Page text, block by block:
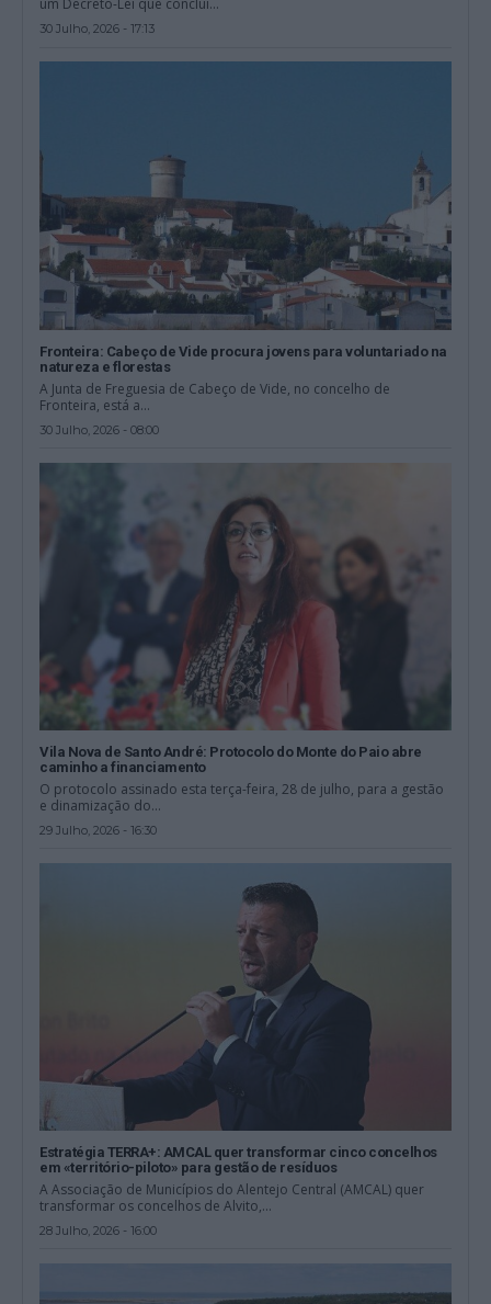
um Decreto-Lei que conclui...
30 Julho, 2026 - 17:13
Fronteira: Cabeço de Vide procura jovens para voluntariado na
natureza e florestas
A Junta de Freguesia de Cabeço de Vide, no concelho de
Fronteira, está a...
30 Julho, 2026 - 08:00
Vila Nova de Santo André: Protocolo do Monte do Paio abre
caminho a financiamento
O protocolo assinado esta terça-feira, 28 de julho, para a gestão
e dinamização do...
29 Julho, 2026 - 16:30
Estratégia TERRA+: AMCAL quer transformar cinco concelhos
em «território-piloto» para gestão de resíduos
A Associação de Municípios do Alentejo Central (AMCAL) quer
transformar os concelhos de Alvito,...
28 Julho, 2026 - 16:00